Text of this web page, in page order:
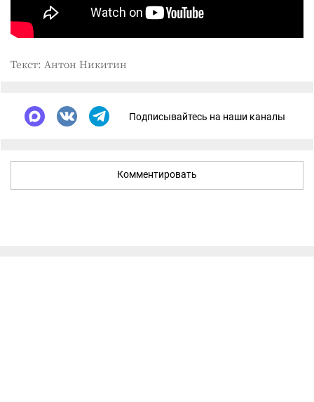
Текст: Антон Никитин
Подписывайтесь на наши каналы
Комментировать